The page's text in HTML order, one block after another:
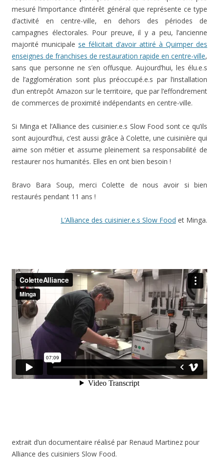
mesuré l’importance d’intérêt général que représente ce type
d’activité en centre-ville, en dehors des périodes de
campagnes électorales. Pour preuve, il y a peu, l’ancienne
majorité municipale se félicitait d’avoir attiré à Quimper des
enseignes de franchises de restauration rapide en centre-ville,
sans que personne ne s’en offusque. Aujourd’hui, les élu.e.s
de l’agglomération sont plus préoccupé.e.s par l’installation
d’un entrepôt Amazon sur le territoire, que par l’effondrement
de commerces de proximité indépendants en centre-ville.
Si Minga et l’Alliance des cuisinier.e.s Slow Food sont ce qu’ils
sont aujourd’hui, c’est aussi grâce à Colette, une cuisinière qui
aime son métier et assume pleinement sa responsabilité de
restaurer nos humanités. Elles en ont bien besoin !
Bravo Bara Soup, merci Colette de nous avoir si bien
restaurés pendant 11 ans !
L’Alliance des cuisinier.e.s Slow Food et Minga.
extrait d’un documentaire réalisé par Renaud Martinez pour
Alliance des cuisiniers Slow Food.